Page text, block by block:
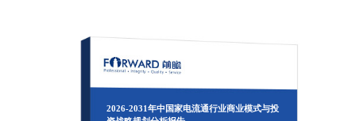
2026-2031年中国家电流通行业商业模式与投